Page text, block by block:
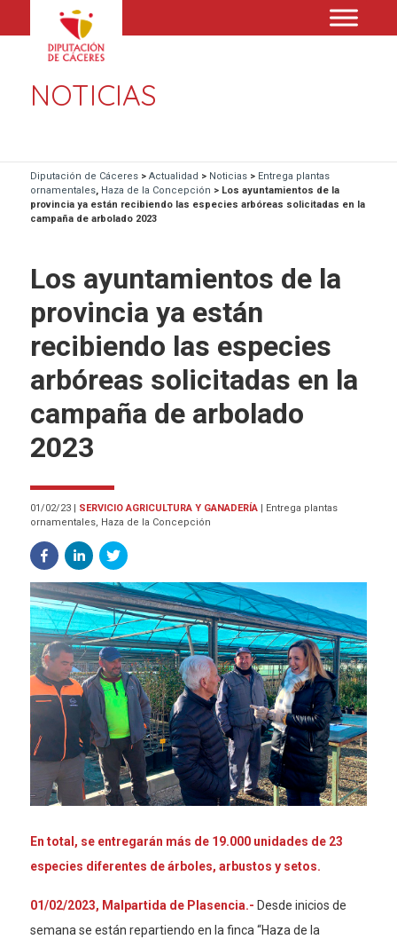
NOTICIAS
Diputación de Cáceres> Actualidad > Noticias> Entrega plantas
ornamentales, Haza de la Concepción > Los ayuntamientos de la
provincia ya están recibiendo las especies arbóreas solicitadas en la
campaña de arbolado 2023
Los ayuntamientos de la
provincia ya están
recibiendo las especies
arbóreas solicitadas en la
campaña de arbolado
2023
01/02/23 | SERVICIO AGRICULTURA Y GANADERÍA | Entrega plantas
ornamentales, Haza de la Concepción
En total, se entregarán más de 19.000 unidades de 23
especies diferentes de árboles, arbustos y setos.
01/02/2023, Malpartida de Plasencia.- Desde inicios de
semana se están repartiendo en la finca “Haza de la